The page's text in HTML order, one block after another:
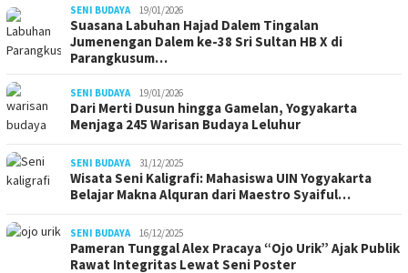
SENI BUDAYA 19/01/2026
Suasana Labuhan Hajad Dalem Tingalan
Jumenengan Dalem ke-38 Sri Sultan HB X di
Parangkusum…
SENI BUDAYA 19/01/2026
Dari Merti Dusun hingga Gamelan, Yogyakarta
Menjaga 245 Warisan Budaya Leluhur
SENI BUDAYA 31/12/2025
Wisata Seni Kaligrafi: Mahasiswa UIN Yogyakarta
Belajar Makna Alquran dari Maestro Syaiful…
SENI BUDAYA 16/12/2025
Pameran Tunggal Alex Pracaya “Ojo Urik” Ajak Publik
Rawat Integritas Lewat Seni Poster